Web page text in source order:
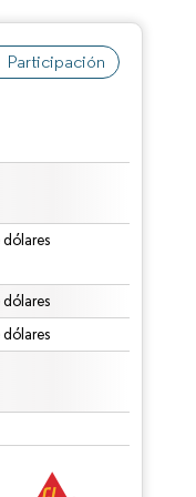
Participación
dólares
dólares
CC BY 4.0.